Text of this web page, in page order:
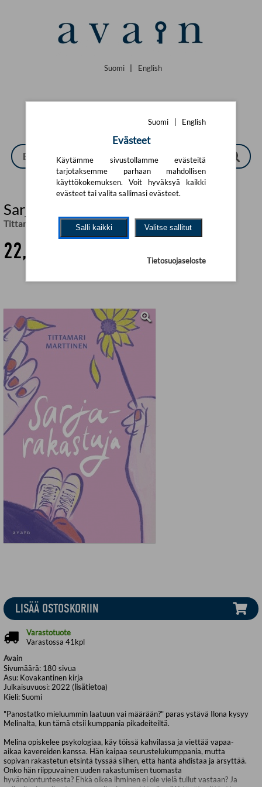
Suomi English
Sarjarakastuja
Tittamari Marttinen
22,70 €
Avain
Sivumäärä: 180 sivua
Asu: Kovakantinen kirja
Julkaisuvuosi:2022 (lisätietoa)
Kieli:Suomi
"Panostatko mieluummin laatuun vai määrään?" paras ystävä Ilona kysyy
Melinalta, kun tämä etsii kumppania pikadeiteiltä.
Melina opiskelee psykologiaa, käy töissä kahvilassa ja viettää vapaa-
aikaa kavereiden kanssa. Hän kaipaa seurustelukumppania, mutta
sopivan rakastetun etsintä tyssää siihen, että häntä ahdistaa ja ärsyttää.
Onko hän riippuvainen uuden rakastumisen tuomasta
hyvänolontunteesta? Ehkä oikea ihminen ei ole vielä tullut vastaan? Ja
LISÄÄ OSTOSKORIIN
Varastotuote
Varastossa 41kpl
Suomi English
Evästeet
Käytämme sivustollamme evästeitä
tarjotaksemme parhaan mahdollisen
käyttökokemuksen. Voit hyväksyä kaikki
evästeet tai valita sallimasi evästeet.
Salli kaikki Valitse sallitut
Tietosuojaseloste